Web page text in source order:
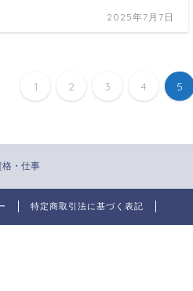
2025年7月7日
1 2 3 4 5
格・仕事
特定商取引法に基づく表記